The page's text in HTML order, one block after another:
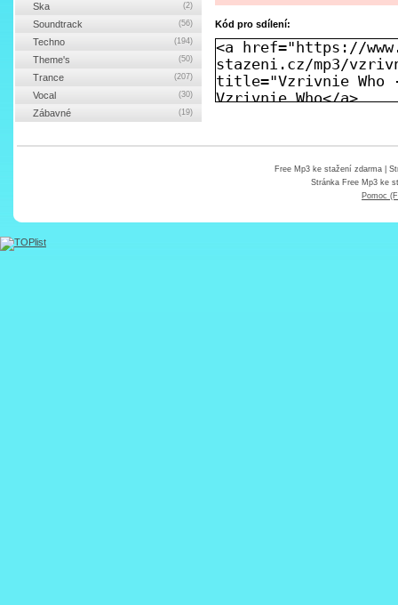
Kód pro sdílení:
Ska (2)
Soundtrack (56)
Techno (194)
Theme's (50)
Trance (207)
Vocal (30)
Zábavné (19)
Free Mp3 ke stažení zdarma|
Stránka Free Mp3 ke
Pomoc